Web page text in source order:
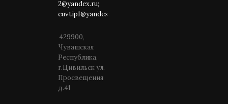
2@yandex.ru;
cuvtip1@yandex.ru
429900,
Чувашская
Республика,
г.Цивильск ул.
Просвещения
д.41